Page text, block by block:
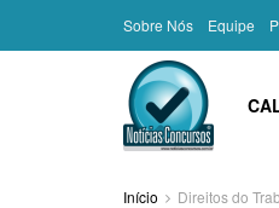
Sobre Nós Equipe
Início Direitos do